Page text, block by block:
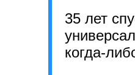
35 лет
когда-